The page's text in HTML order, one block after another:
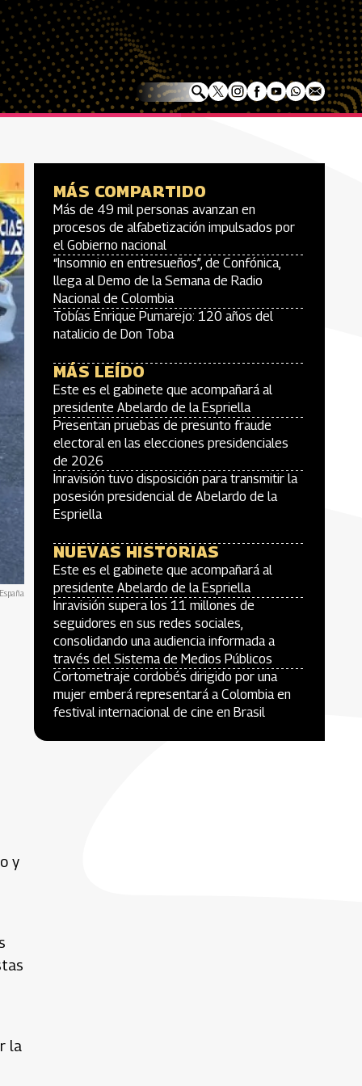
y
la
MÁS COMPARTIDO
Más de 49 mil personas avanzan en
procesos de alfabetización impulsados por
el Gobierno nacional
“Insomnio en entresueños”, de Confónica,
llega al Demo de la Semana de Radio
Nacional de Colombia
Tobías Enrique Pumarejo: 120 años del
natalicio de Don Toba
MÁS LEÍDO
Este es el gabinete que acompañará al
presidente Abelardo de la Espriella
Presentan pruebas de presunto fraude
electoral en las elecciones presidenciales
de 2026
Inravisión tuvo disposición para transmitir la
posesión presidencial de Abelardo de la
Espriella
NUEVAS HISTORIAS
Este es el gabinete que acompañará al
presidente Abelardo de la Espriella
Inravisión supera los 11 millones de
seguidores en sus redes sociales,
consolidando una audiencia informada a
través del Sistema de Medios Públicos
Cortometraje cordobés dirigido por una
mujer emberá representará a Colombia en
festival internacional de cine en Brasil